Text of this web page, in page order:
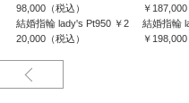
98,000（税込）
結婚指輪 lady's Pt950 ￥2
20,000（税込）
￥187,000
結婚指輪
￥198,000